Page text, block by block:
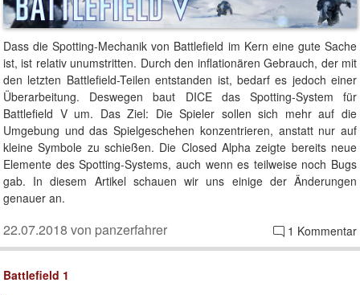
Dass die Spotting-Mechanik von Battlefield im Kern eine gute Sache
ist, ist relativ unumstritten. Durch den inflationären Gebrauch, der mit
den letzten Battlefield-Teilen entstanden ist, bedarf es jedoch einer
Überarbeitung. Deswegen baut DICE das Spotting-System für
Battlefield V um. Das Ziel: Die Spieler sollen sich mehr auf die
Umgebung und das Spielgeschehen konzentrieren, anstatt nur auf
kleine Symbole zu schießen. Die Closed Alpha zeigte bereits neue
Elemente des Spotting-Systems, auch wenn es teilweise noch Bugs
gab. In diesem Artikel schauen wir uns einige der Änderungen
genauer an.
1 Kommentar
22.07.2018 von panzerfahrer
Battlefield 1